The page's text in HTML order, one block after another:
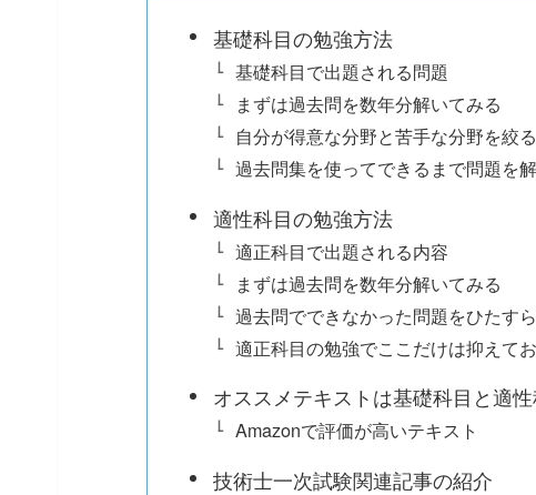
基礎科目の勉強方法
基礎科目で出題される問題
まずは過去問を数年分解いてみる
自分が得意な分野と苦手な分野を絞る
過去問集を使ってできるまで問題を解
適性科目の勉強方法
適正科目で出題される内容
まずは過去問を数年分解いてみる
過去問でできなかった問題をひたす
適正科目の勉強でここだけは抑えて
オススメテキストは基礎科目と適
Amazonで評価が高いテキスト
技術士一次試験関連記事の紹介